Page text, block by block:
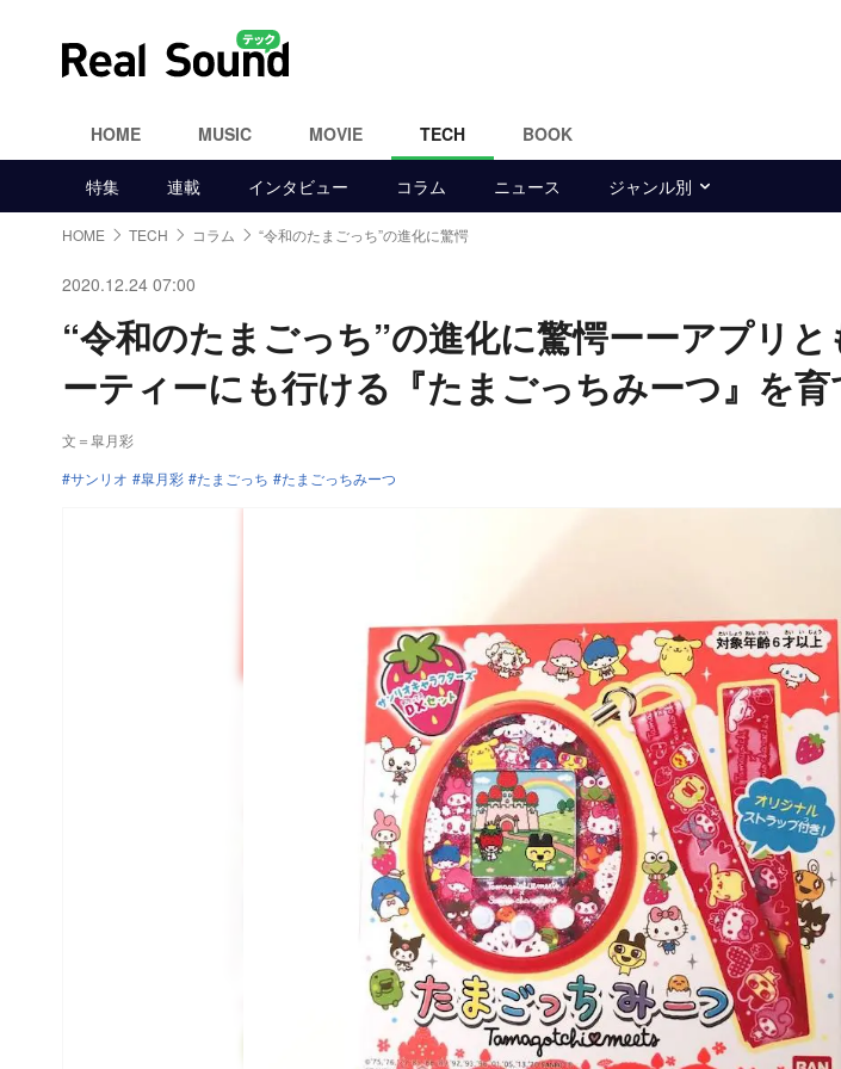
HOME MUSIC MOVIE TECH BOOK
特集 連載 インタビュー コラム ニュース ジャンル別
HOME TECH コラム “令和のたまごっち”の進化に驚愕
2020.12.24 07:00
“令和のたまごっち”の進化に驚愕ーーアプリ
ーティーにも行ける『たまごっちみーつ』を
文＝皐月彩
サンリオ
皐月彩 たまごっち たまごっちみーつ